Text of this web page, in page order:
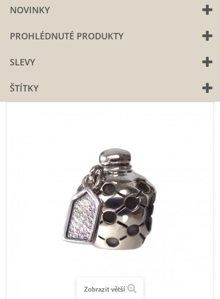
NOVINKY
PROHLÉDNUTÉ PRODUKTY
SLEVY
ŠTÍTKY
Zobrazit větší